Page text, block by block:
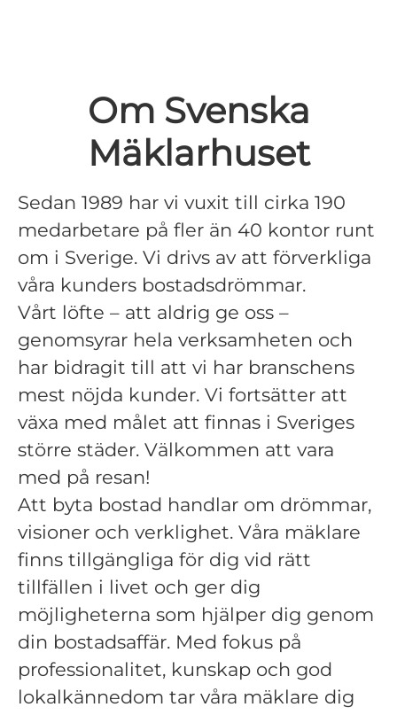
Om Svenska
Mäklarhuset
Sedan 1989 har vi vuxit till cirka 190
medarbetare på fler än 40 kontor runt
om i Sverige. Vi drivs av att förverkliga
våra kunders bostadsdrömmar.
Vårt löfte – att aldrig ge oss –
genomsyrar hela verksamheten och
har bidragit till att vi har branschens
mest nöjda kunder. Vi fortsätter att
växa med målet att finnas i Sveriges
större städer. Välkommen att vara
med på resan!
Att byta bostad handlar om drömmar,
visioner och verklighet. Våra mäklare
finns tillgängliga för dig vid rätt
tillfällen i livet och ger dig
möjligheterna som hjälper dig genom
din bostadsaffär. Med fokus på
professionalitet, kunskap och god
lokalkännedom tar våra mäklare dig